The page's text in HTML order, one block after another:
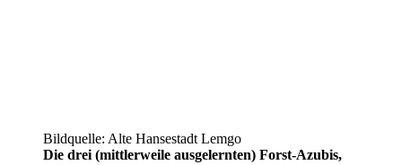
Bildquelle: Alte Hansestadt Lemgo
Die drei (mittlerweile ausgelernten) Forst-Azubis,